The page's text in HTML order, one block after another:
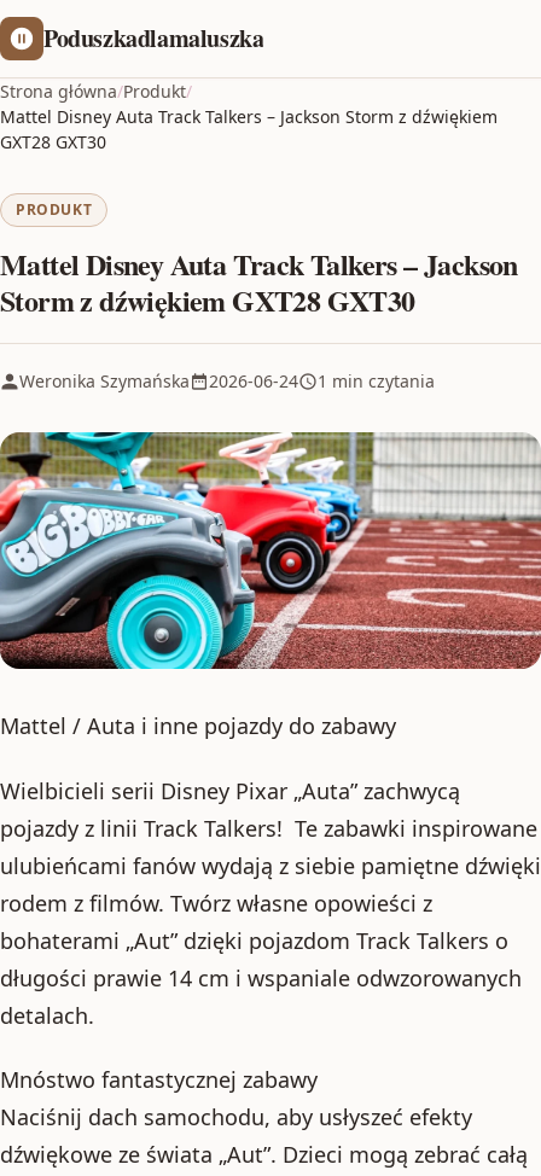
Poduszkadlamaluszka
Strona główna/Produkt/
Mattel Disney Auta Track Talkers – Jackson Storm z dźwiękiem
GXT28 GXT30
PRODUKT
Mattel Disney Auta Track Talkers – Jackson
Storm z dźwiękiem GXT28 GXT30
Weronika Szymańska 2026-06-24 1 min czytania
Mattel / Auta i inne pojazdy do zabawy
Wielbicieli serii Disney Pixar „Auta” zachwycą
pojazdy z linii Track Talkers! Te zabawki inspirowane
ulubieńcami fanów wydają z siebie pamiętne dźwięki
rodem z filmów. Twórz własne opowieści z
bohaterami „Aut” dzięki pojazdom Track Talkers o
długości prawie 14 cm i wspaniale odwzorowanych
detalach.
Mnóstwo fantastycznej zabawy
Naciśnij dach samochodu, aby usłyszeć efekty
dźwiękowe ze świata „Aut”. Dzieci mogą zebrać całą